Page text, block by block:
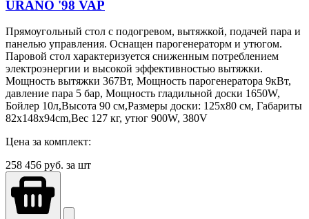
URANO '98 VAP
Прямоугольный стол с подогревом, вытяжкой, подачей пара и
панелью управления. Оснащен парогенераторм и утюгом.
Паровой стол характеризуется сниженным потреблением
электроэнергии и высокой эффективностью вытяжки.
Мощность вытяжки 367Вт, Мощность парогенератора 9кВт,
давление пара 5 бар, Мощность гладильной доски 1650W,
Бойлер 10л,Высота 90 см,Размеры доски: 125x80 см, Габариты
82x148x94cm,Вес 127 кг, утюг 900W, 380V
Цена за комплект:
258 456 руб. за шт